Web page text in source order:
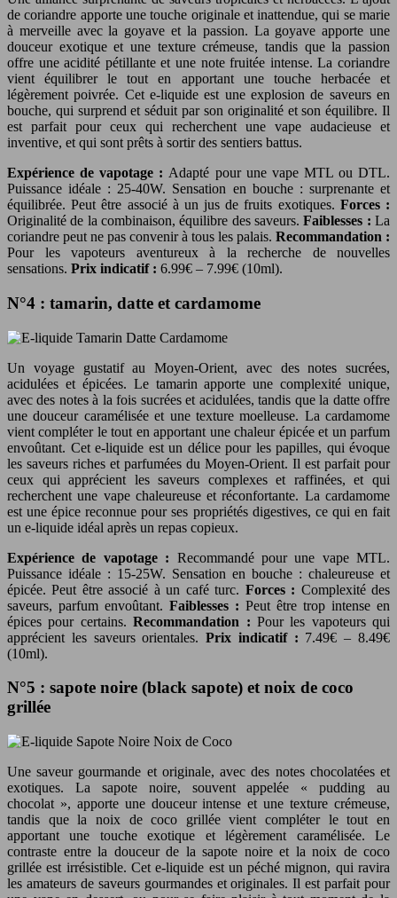
de coriandre apporte une touche originale et inattendue, qui se marie
à merveille avec la goyave et la passion. La goyave apporte une
douceur exotique et une texture crémeuse, tandis que la passion
offre une acidité pétillante et une note fruitée intense. La coriandre
vient équilibrer le tout en apportant une touche herbacée et
légèrement poivrée. Cet e-liquide est une explosion de saveurs en
bouche, qui surprend et séduit par son originalité et son équilibre. Il
est parfait pour ceux qui recherchent une vape audacieuse et
inventive, et qui sont prêts à sortir des sentiers battus.
Expérience de vapotage : Adapté pour une vape MTL ou DTL.
Puissance idéale : 25-40W. Sensation en bouche : surprenante et
équilibrée. Peut être associé à un jus de fruits exotiques. Forces :
Originalité de la combinaison, équilibre des saveurs.Faiblesses :La
coriandre peut ne pas convenir à tous les palais. Recommandation :
Pour les vapoteurs aventureux à la recherche de nouvelles
sensations. Prix indicatif : 6.99€ – 7.99€ (10ml).
N°4 : tamarin, datte et cardamome
Un voyage gustatif au Moyen-Orient, avec des notes sucrées,
acidulées et épicées. Le tamarin apporte une complexité unique,
avec des notes à la fois sucrées et acidulées, tandis que la datte offre
une douceur caramélisée et une texture moelleuse. La cardamome
vient compléter le tout en apportant une chaleur épicée et un parfum
envoûtant. Cet e-liquide est un délice pour les papilles, qui évoque
les saveurs riches et parfumées du Moyen-Orient. Il est parfait pour
ceux qui apprécient les saveurs complexes et raffinées, et qui
recherchent une vape chaleureuse et réconfortante. La cardamome
est une épice reconnue pour ses propriétés digestives, ce qui en fait
un e-liquide idéal après un repas copieux.
Expérience de vapotage : Recommandé pour une vape MTL.
Puissance idéale : 15-25W. Sensation en bouche : chaleureuse et
épicée. Peut être associé à un café turc. Forces : Complexité des
saveurs, parfum envoûtant. Faiblesses : Peut être trop intense en
épices pour certains.Recommandation : Pour les vapoteurs qui
apprécient les saveurs orientales.Prix indicatif : 7.49€ – 8.49€
(10ml).
N°5 : sapote noire (black sapote) et noix de coco
grillée
Une saveur gourmande et originale, avec des notes chocolatées et
exotiques. La sapote noire, souvent appelée « pudding au
chocolat », apporte une douceur intense et une texture crémeuse,
tandis que la noix de coco grillée vient compléter le tout en
apportant une touche exotique et légèrement caramélisée. Le
contraste entre la douceur de la sapote noire et la noix de coco
grillée est irrésistible. Cet e-liquide est un péché mignon, qui ravira
les amateurs de saveurs gourmandes et originales. Il est parfait pour